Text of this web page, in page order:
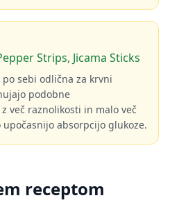
Strips, Jicama Sticks
po sebi odlična za krvni
podobne
več raznolikosti in malo več
absorpcijo glukoze.
receptom